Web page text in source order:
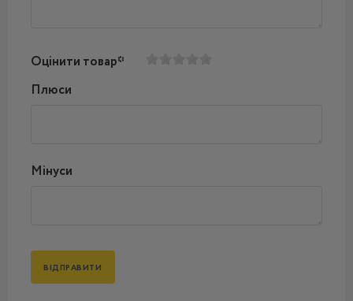
Оцінити товар*
Плюси
Мінуси